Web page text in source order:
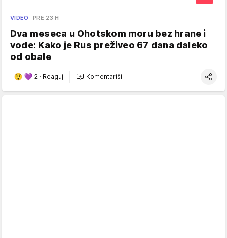
VIDEO PRE 23 H
Dva meseca u Ohotskom moru bez hrane i
vode: Kako je Rus preživeo 67 dana daleko
od obale
2 · Reaguj Komentariši